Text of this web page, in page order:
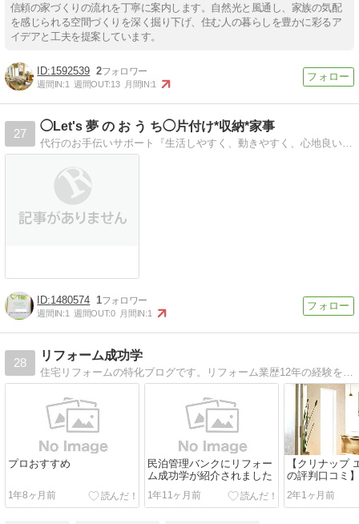
信頼の家づくりの流れを丁寧に案内します。自然光と風通し、家族の気配
を感じられる空間づくりを深く掘り下げ、住む人の暮らしを豊かに彩るア
イデアと工夫を提案しています。
1592539 2
週間IN:1 週間OUT:13 月間IN:1
27
◯Let's 夢 の お う ち◯片付け*収納*家事
代行のお手伝いサポート『生活しやすく、動きやすく、心地良い』おうちを目指してお手伝いさせていただきます。
1480574 1
週間IN:1 週間OUT:0 月間IN:1
28
リフォーム成功学
住宅リフォームの特化ブログです。リフォーム業歴12年の経験をもとに、失敗しない方法から、見積もりを安くするコツを公開しています。
プロおすすめ
1年8ヶ月前
民泊管理バンクにリフォー
ム成功学が紹介されました
1年11ヶ月前
【クリナップ
の評判口コミ
ト、価格もプ
説！
2年1ヶ月前